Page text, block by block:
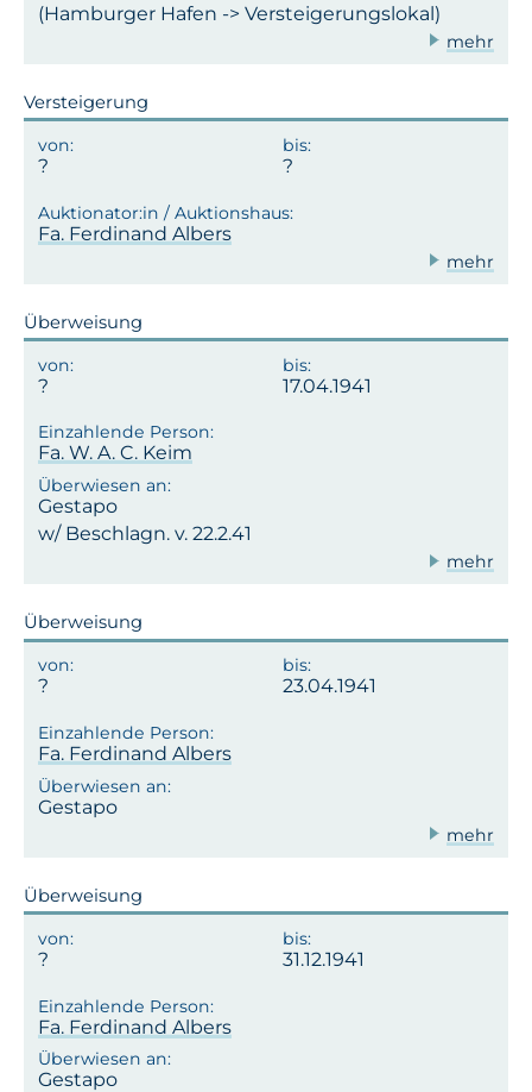
(Hamburger Hafen -> Versteigerungslokal)
mehr
Versteigerung
Fa. Ferdinand Albers
mehr
Überweisung
17.04.1941
Fa. W. A. C. Keim
Gestapo
w/ Beschlagn. v. 22.2.41
mehr
Überweisung
23.04.1941
Fa. Ferdinand Albers
Gestapo
mehr
Überweisung
31.12.1941
Fa. Ferdinand Albers
Gestapo